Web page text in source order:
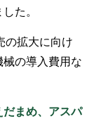
た。
の拡大に向け
の導入費用な
まめ、アスパ